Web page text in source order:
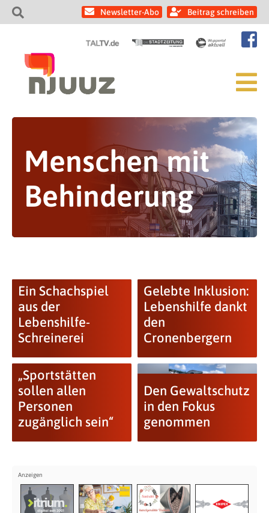
Newsletter-Abo Beitrag schreiben
Menschen mit
Behinderung
Ein Schachspiel
aus der
Lebenshilfe-
Schreinerei
Gelebte Inklusion:
Lebenshilfe dankt
den
Cronenbergern
„Sportstätten
sollen allen
Personen
zugänglich sein“
Den Gewaltschutz
in den Fokus
genommen